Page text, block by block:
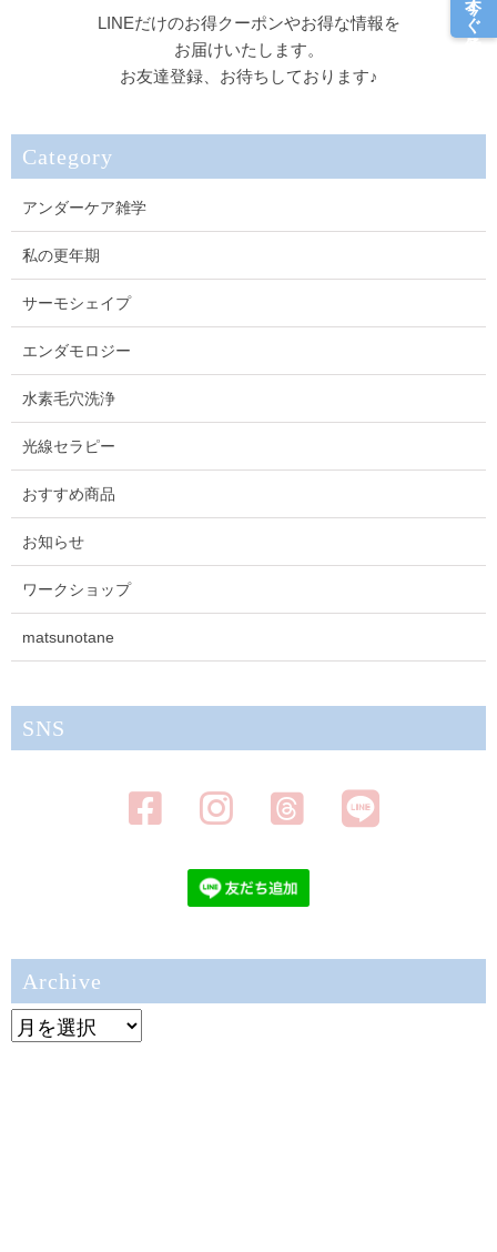
LINEだけのお得クーポンやお得な情報を
お届けいたします。
お友達登録、お待ちしております♪
Category
アンダーケア雑学
私の更年期
サーモシェイプ
エンダモロジー
水素毛穴洗浄
光線セラピー
おすすめ商品
お知らせ
ワークショップ
matsunotane
SNS
Archive
Archive